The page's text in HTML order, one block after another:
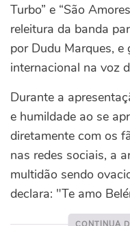
Turbo” e “São
releitura da banda
por Dudu Marques,
internacional na voz
Durante a
e humildade ao se
diretamente com os
nas redes sociais, a
multidão sendo
declara: "Te amo